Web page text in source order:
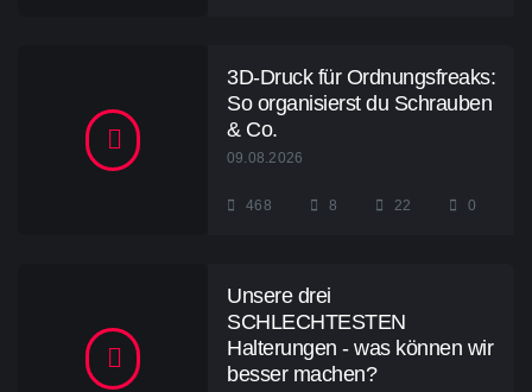
3D-Druck für Ordnungsfreaks:
So organisierst du Schrauben
& Co.
09.08.2026
468 8 22 0
Unsere drei
SCHLECHTESTEN
Halterungen - was können wir
besser machen?